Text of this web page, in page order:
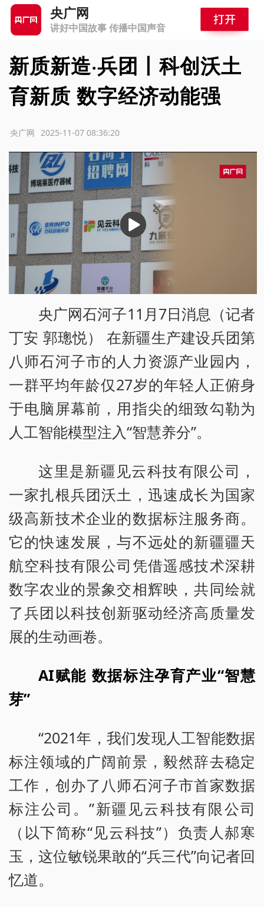
央广网
讲好中国故事 传播中国声音
新质新造·兵团丨科创沃土
育新质 数字经济动能强
2025-11-07 08:36:20
央广网
播
放
央广网石河子11月7日消息（记者
丁安 郭璁悦） 在新疆生产建设兵团第
八师石河子市的人力资源产业园内，
一群平均年龄仅27岁的年轻人正俯身
于电脑屏幕前，用指尖的细致勾勒为
人工智能模型注入“智慧养分”。
这里是新疆见云科技有限公司，
一家扎根兵团沃土，迅速成长为国家
级高新技术企业的数据标注服务商。
它的快速发展，与不远处的新疆疆天
航空科技有限公司凭借遥感技术深耕
数字农业的景象交相辉映，共同绘就
了兵团以科技创新驱动经济高质量发
展的生动画卷。
AI赋能 数据标注孕育产业“智慧
芽”
“2021年，我们发现人工智能数据
标注领域的广阔前景，毅然辞去稳定
工作，创办了八师石河子市首家数据
标注公司。”新疆见云科技有限公司
（以下简称“见云科技”）负责人郝寒
玉，这位敏锐果敢的“兵三代”向记者回
忆道。